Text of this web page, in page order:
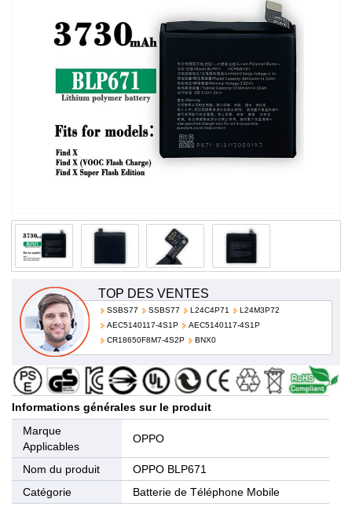
TOP DES VENTES
SSBS77 SSBS77 L24C4P71
L24M3P72
AEC5140117-4S1P
AEC5140117-4S1P
CR18650F8M7-4S2P
BNX0
Informations générales sur le produit
Marque
Applicables
OPPO
Nom du produit
OPPO BLP671
Catégorie
Batterie de Téléphone Mobile